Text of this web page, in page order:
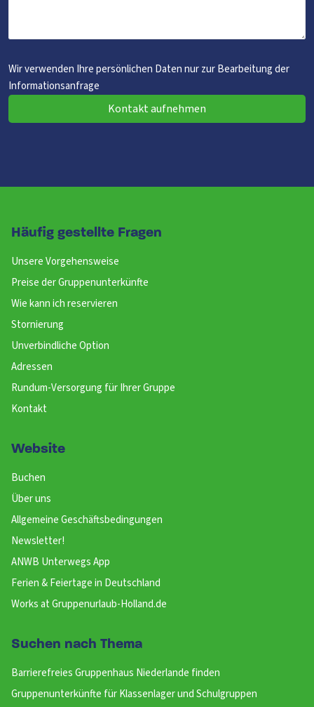
Wir verwenden Ihre persönlichen Daten nur zur Bearbeitung der
Informationsanfrage
Kontakt aufnehmen
Häufig gestellte Fragen
Unsere Vorgehensweise
Preise der Gruppenunterkünfte
Wie kann ich reservieren
Stornierung
Unverbindliche Option
Adressen
Rundum-Versorgung für Ihrer Gruppe
Kontakt
Website
Buchen
Über uns
Allgemeine Geschäftsbedingungen
Newsletter!
ANWB Unterwegs App
Ferien & Feiertage in Deutschland
Works at Gruppenurlaub-Holland.de
Suchen nach Thema
Barrierefreies Gruppenhaus Niederlande finden
Gruppenunterkünfte für Klassenlager und Schulgruppen